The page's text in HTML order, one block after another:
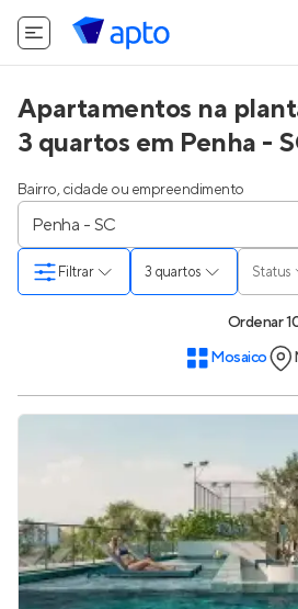
Apartamentos na
3 quartos em Penha -
Bairro, cidade ou empreendimento
3 quartos Status
Filtrar
Ordenar
Mosaico